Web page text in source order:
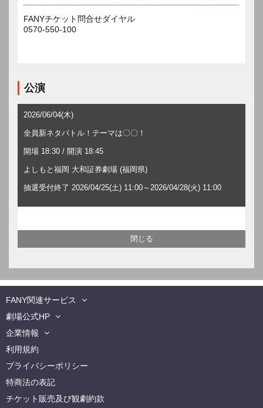
FANYチケット問合せダイヤル
0570-550-100
公演
2026/06/04(木)
全員新ネタバトル！テーマは〇〇！
開場 18:30 / 開演 18:45
よしもと福岡 大和証券劇場 (福岡県)
抽選受付終了 2026/04/25(土) 11:00～2026/04/28(火) 11:00
FANY関連サービス
劇場公式HP
企業情報
利用規約
プライバシーポリシー
特商法の表記
チケット販売及び観劇約款